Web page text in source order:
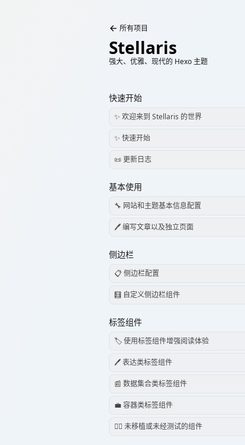
所有项目
Stellaris
强大、优雅、现代的 Hexo 主题
快速开始
✨ 欢迎来到 Stellaris 的世界
✨ 快速开始
📜 更新日志
基本使用
🔧 网站和主题基本信息配置
🖊️ 编写文章以及独立页面
侧边栏
📋 侧边栏配置
🧮 自定义侧边栏组件
标签组件
🏷️ 使用标签组件增强阅读体验
🖊️ 表达类标签组件
📰 数据集合类标签组件
💼 容器类标签组件
😶‍🌫️ 未移植或未经测试的组件